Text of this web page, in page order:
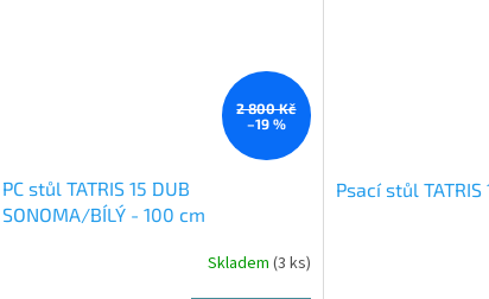
2 800 Kč
–19 %
PC stůl TATRIS 15 DUB
SONOMA/BÍLÝ - 100 cm
Skladem (3 ks)
Psací stůl TATRIS